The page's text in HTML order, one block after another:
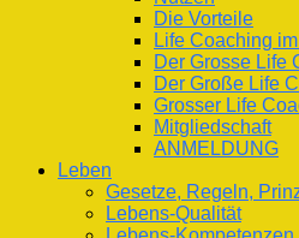
Die Vorteile
Life Coaching
Der Grosse Life
Der Große Life
Grosser Life
Mitgliedschaft
ANMELDUNG
Leben
Gesetze, Regeln,
Lebens-Qualität